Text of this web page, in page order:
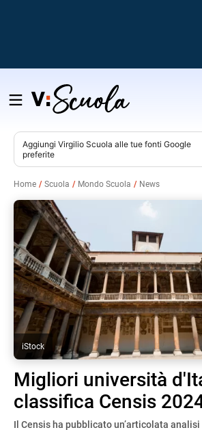
Salta
contenuto
Aggiungi Virgilio Scuola alle tue fonti Google
preferite
Home Scuola Mondo Scuola News
iStock
Migliori università
classifica Censis
Il Censis ha pubblicato un’articolata